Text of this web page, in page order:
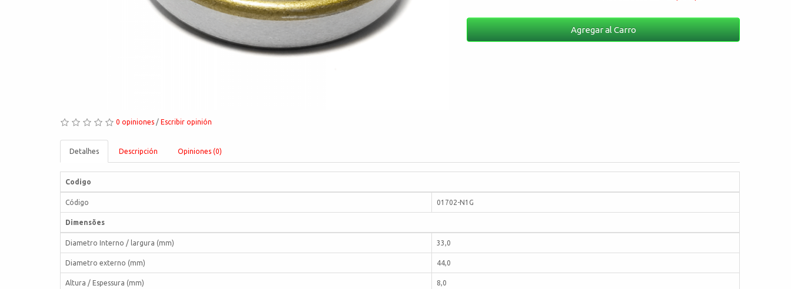
0 opiniones / Escribir opinión
Agregar al Carro
Detalhes Descripción Opiniones (0)
Codigo
Código 01702-N1G
Dimensões
Diametro Interno / largura (mm) 33,0
Diametro externo (mm) 44,0
Altura / Espessura (mm) 8,0